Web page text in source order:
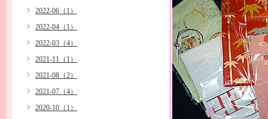
2022-06（1）
2022-04（1）
2022-03（4）
2021-11（1）
2021-08（2）
2021-07（4）
2020-10（1）